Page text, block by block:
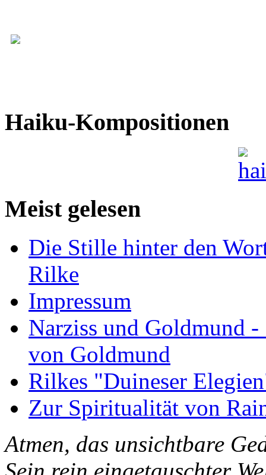
Haiku-Kompositionen
Meist gelesen
Die Stille hinter den
Rilke
Impressum
Narziss und Goldmund
von Goldmund
Rilkes "Duineser
Zur Spiritualität von
Atmen, das unsichtbare